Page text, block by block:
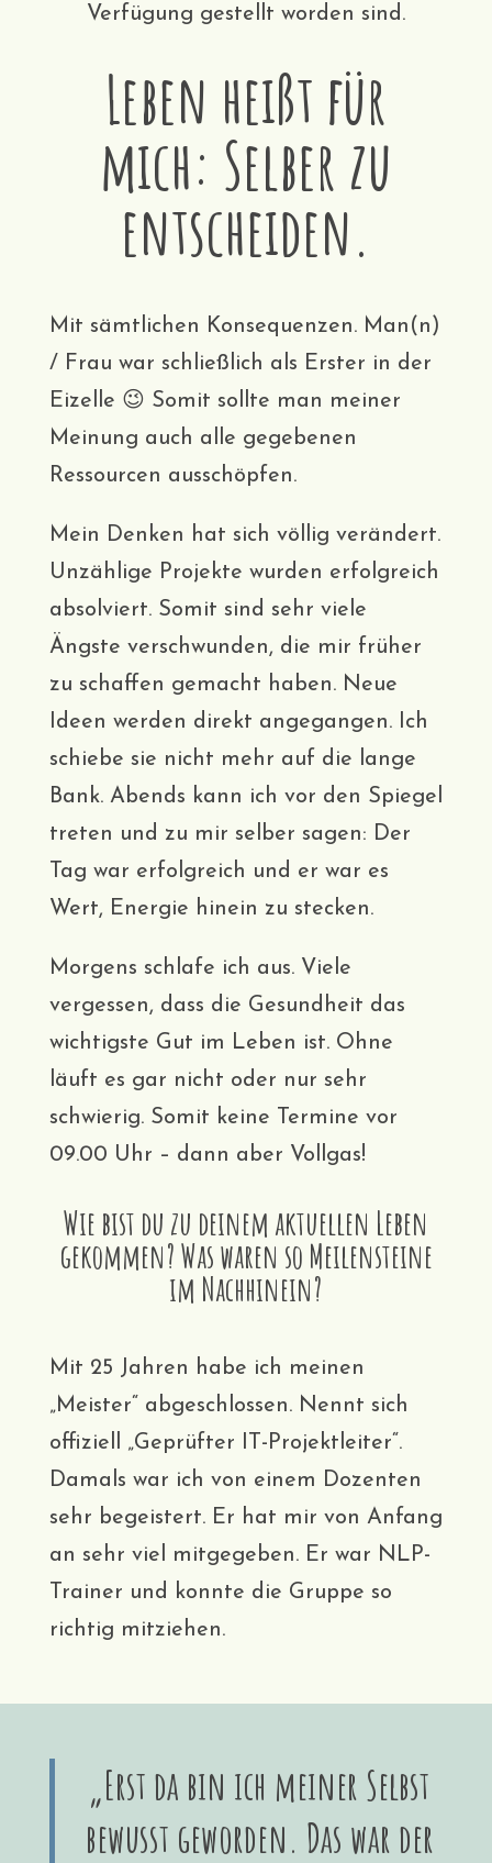
Verfügung gestellt worden sind.
Leben heißt für
mich: Selber zu
entscheiden.
Mit sämtlichen Konsequenzen. Man(n)
/ Frau war schließlich als Erster in der
Eizelle 😉 Somit sollte man meiner
Meinung auch alle gegebenen
Ressourcen ausschöpfen.
Mein Denken hat sich völlig verändert.
Unzählige Projekte wurden erfolgreich
absolviert. Somit sind sehr viele
Ängste verschwunden, die mir früher
zu schaffen gemacht haben. Neue
Ideen werden direkt angegangen. Ich
schiebe sie nicht mehr auf die lange
Bank. Abends kann ich vor den Spiegel
treten und zu mir selber sagen: Der
Tag war erfolgreich und er war es
Wert, Energie hinein zu stecken.
Morgens schlafe ich aus. Viele
vergessen, dass die Gesundheit das
wichtigste Gut im Leben ist. Ohne
läuft es gar nicht oder nur sehr
schwierig. Somit keine Termine vor
09.00 Uhr – dann aber Vollgas!
Wie bist du zu deinem aktuellen Leben
gekommen? Was waren so Meilensteine
im Nachhinein?
Mit 25 Jahren habe ich meinen
„Meister“ abgeschlossen. Nennt sich
offiziell „Geprüfter IT-Projektleiter“.
Damals war ich von einem Dozenten
sehr begeistert. Er hat mir von Anfang
an sehr viel mitgegeben. Er war NLP-
Trainer und konnte die Gruppe so
richtig mitziehen.
„Erst da bin ich meiner Selbst
bewusst geworden. Das war der